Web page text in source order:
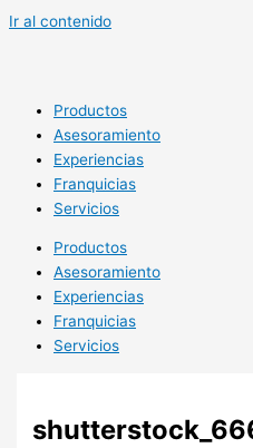
Ir al contenido
Productos
Asesoramiento
Experiencias
Franquicias
Servicios
Productos
Asesoramiento
Experiencias
Franquicias
Servicios